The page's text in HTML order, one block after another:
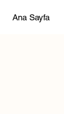
Ana Sayfa